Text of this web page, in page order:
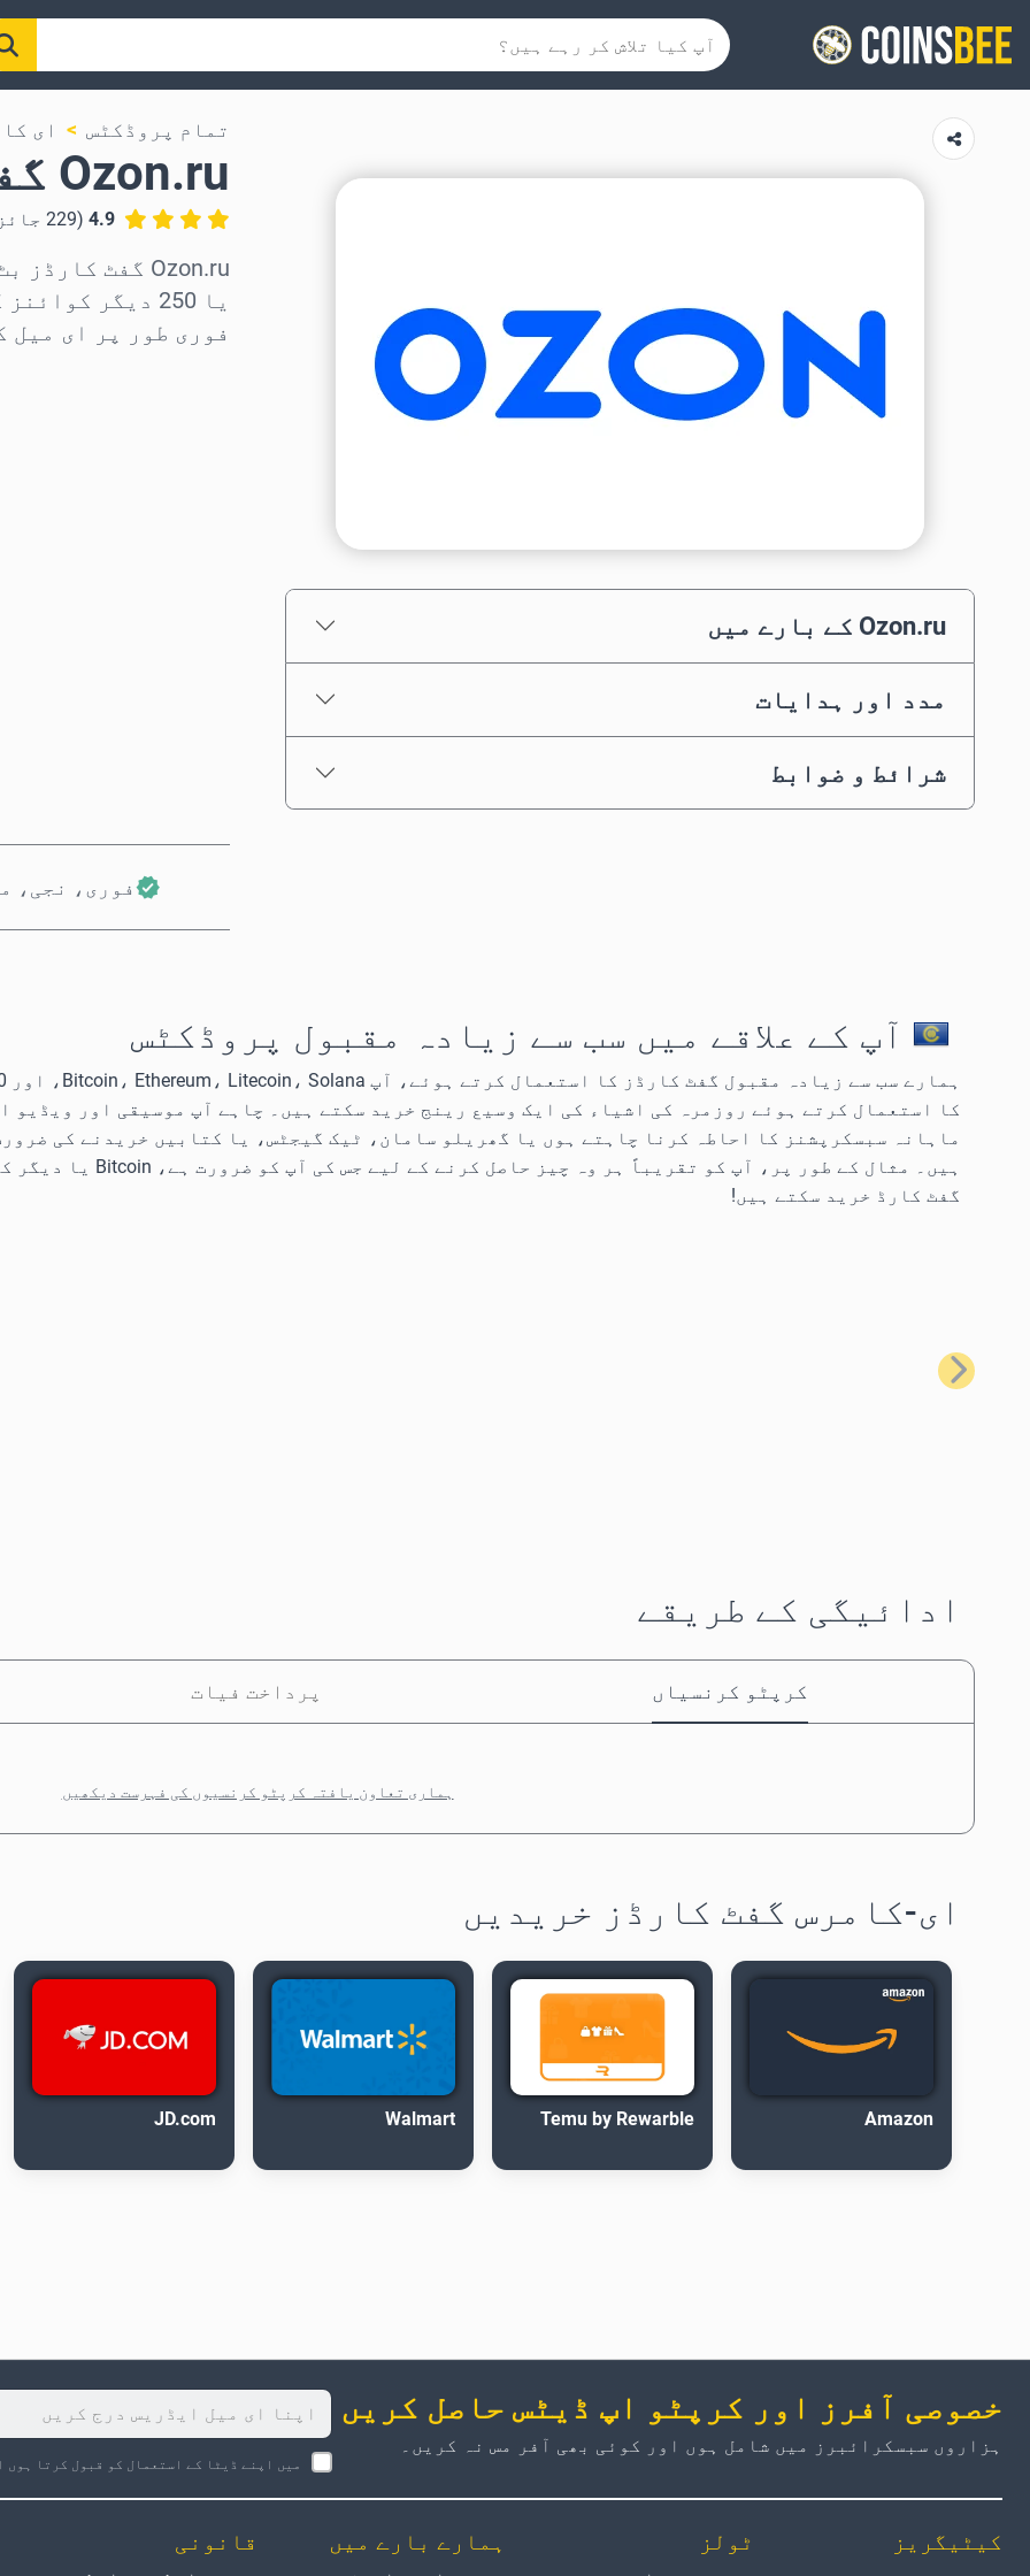
Ozon.ru کے بارے میں
مدد اور ہدایات
شرائط و ضوابط
تمام پروڈکٹس ای
Ozon.ru گفٹ کارڈ
4.9
(
229
یا 250 دیگر
فوری طور پر ای میل
فوری، نجی،
آپ کے علاقے میں سب سے زیادہ مقبول پروڈکٹس
کا استعمال کرتے ہوئے روزمرہ کی اشیاء کی ایک وسیع رینج خرید سکتے ہیں۔ چاہے آپ موسیقی اور ویڈیو
ماہانہ سبسکرپشنز کا احاطہ کرنا چاہتے ہوں یا گھریلو سامان، ٹیک گیجٹس، یا کتابیں خریدنے کی
گفٹ کارڈ خرید سکتے ہیں!
پچھلا
ادائیگی کے طریقے
کرپٹو کرنسیاں پرداخت فیات
ہماری تعاون یافتہ کرپٹو کرنسیوں کی فہرست دیکھیں
ای-کامرس گفٹ کارڈز خریدیں
Amazon
Temu by Rewarble
Walmart
JD.com
خصوصی آفرز اور کرپٹو اپ ڈیٹس حاصل کریں
ہزاروں سبسکرائبرز میں شامل ہوں اور کوئی بھی آفر مس نہ کریں۔
میں اپنے ڈیٹا کے استعمال کو قبول کرتا ہوں
کیٹیگریز ٹولز ہمارے بارے میں قانونی